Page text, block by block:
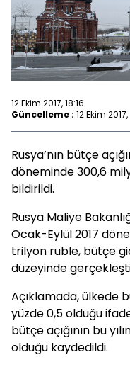
12 Ekim 2017, 18:16
Güncelleme : 12 Ekim 2017,
Rusya’nın bütçe
döneminde 300,6
bildirildi.
Rusya Maliye
Ocak-Eylül 2017
trilyon ruble, bütçe
düzeyinde
Açıklamada, ülkede
yüzde 0,5 olduğu
bütçe açığının bu
olduğu kaydedildi.